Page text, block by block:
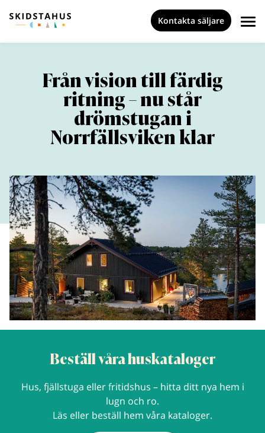
Kontakta säljare
Från vision till färdig
ritning – nu står
drömstugan i
Norrfällsviken klar
Beställ våra huskataloger
Hus, fjällstuga eller fritidshus – hitta ditt nya hem i
lugn och ro.
Läs eller beställ hem våra kataloger.